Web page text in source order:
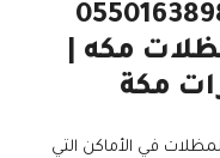
وسواتر مكة 0550163898
مكه |
مكة
في الأماكن التي